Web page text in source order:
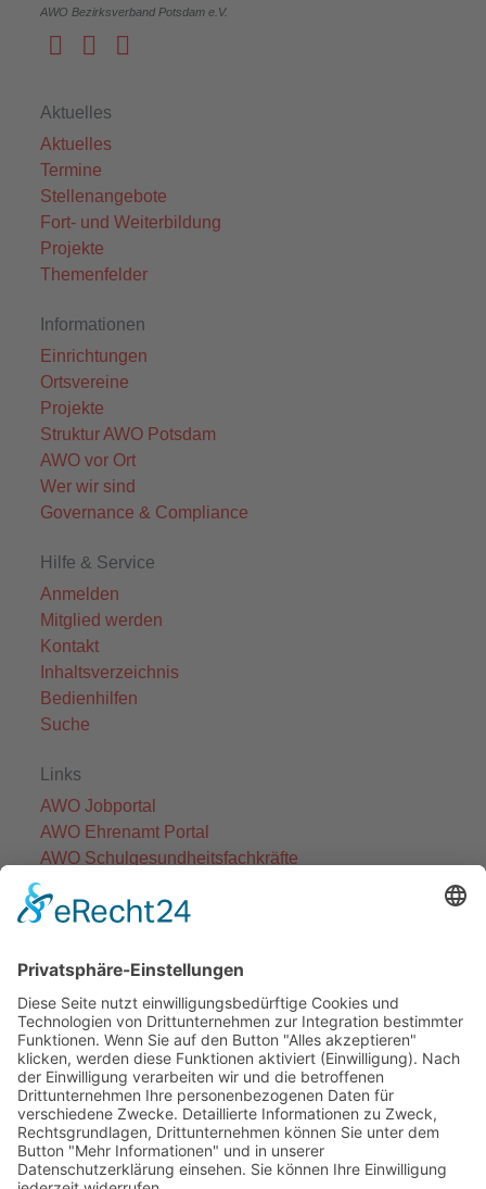
AWO Bezirksverband Potsdam e.V.
Aktuelles
Aktuelles
Termine
Stellenangebote
Fort- und Weiterbildung
Projekte
Themenfelder
Informationen
Einrichtungen
Ortsvereine
Projekte
Struktur AWO Potsdam
AWO vor Ort
Wer wir sind
Governance & Compliance
Hilfe & Service
Anmelden
Mitglied werden
Kontakt
Inhaltsverzeichnis
Bedienhilfen
Suche
Links
AWO Jobportal
AWO Ehrenamt Portal
AWO Schulgesundheitsfachkräfte
AWO Bundesverband
AWO International
AWO Junge Plattform
Arbeit mit Behinderung
AWO Büro Kindermut
Kulturland Brandenburg
AWO Selbsthilfe
AWO eLearning
Kultur für JEDEN
AWO 1plus9